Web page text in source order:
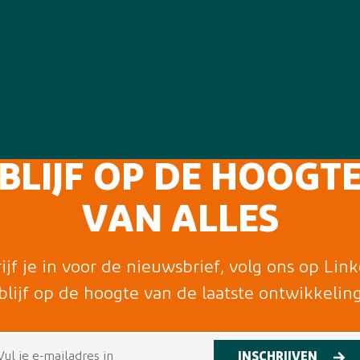
BLIJF OP DE
VAN ALLES
je in voor de nieuwsbrief, volg ons op
op de hoogte van de laatste